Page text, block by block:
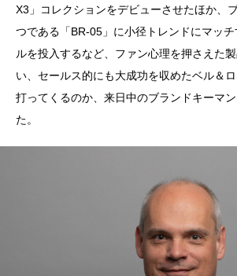
X3」コレクションをデビューさせたほか、
つである「BR-05」に小径トレンドにマッ
ルを投入するなど、ファン心理を押さえた
い、セールス的にも大成功を収めたベル＆
打ってくるのか、来日中のブランドキーマ
た。